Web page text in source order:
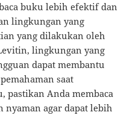
buku lebih efektif dan
lingkungan yang
yang dilakukan oleh
lingkungan yang
dapat membantu
saat
pastikan Anda membaca
nyaman agar dapat lebih